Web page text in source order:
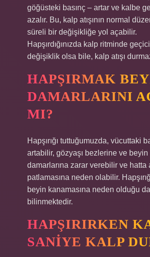
göğüsteki basınç – artar ve kalbe
azalır. Bu, kalp atışının normal
süreli bir değişikliğe yol açabilir.
Hapşırdığınızda kalp ritminde
değişiklik olsa bile, kalp atışı
HAPŞIRMAK
DAMARLARINI
MI?
Hapşırığı tuttuğumuzda, vücuttaki
artabilir, gözyaşı bezlerine ve beyin
damarlarına zarar verebilir ve hatta
patlamasına neden olabilir.
beyin kanamasına neden olduğu da
bilinmektedir.
HAPŞIRIRKEN
SANIYE KALP